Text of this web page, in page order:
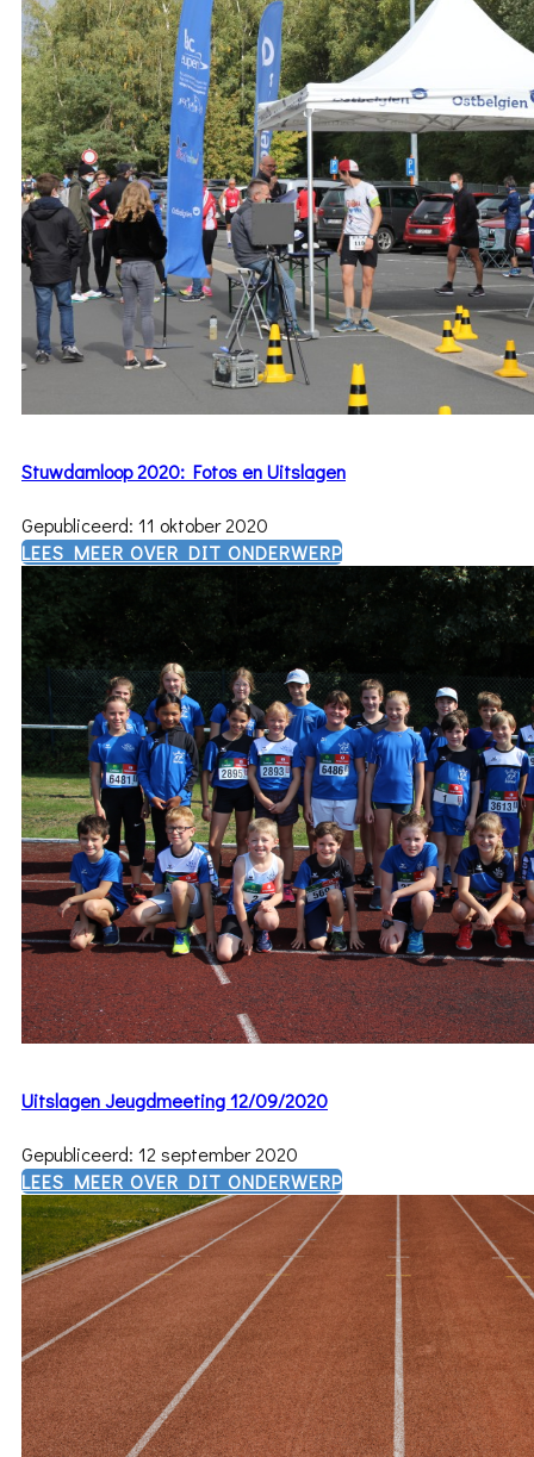
Stuwdamloop 2020: Fotos en Uitslagen
Gepubliceerd: 11 oktober 2020
​LEES MEER OVER DIT ONDERWERP
Uitslagen Jeugdmeeting 12/09/2020
Gepubliceerd: 12 september 2020
​LEES MEER OVER DIT ONDERWERP